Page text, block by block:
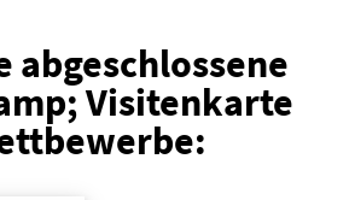
abgeschlossene
Visitenkarte